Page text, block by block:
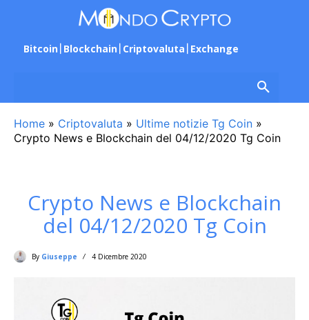
Bitcoin Blockchain Criptovaluta Exchange
Home » Criptovaluta » Ultime notizie Tg Coin »
Crypto News e Blockchain del 04/12/2020 Tg Coin
Crypto News e Blockchain
del 04/12/2020 Tg Coin
By Giuseppe 4 Dicembre 2020